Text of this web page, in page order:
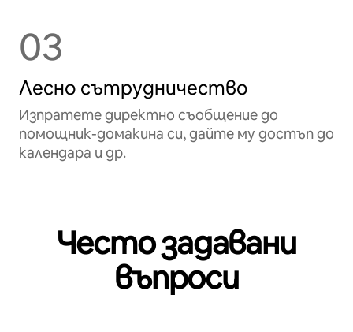
03
Лесно сътрудничество
Изпратете директно съобщение до
помощник-домакина си, дайте му достъп до
календара и др.
Често задавани
въпроси